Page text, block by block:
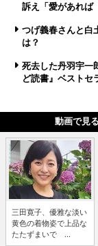
訴え「愛があれば
つげ義春さんと白
は？
死去した丹羽宇
ど読書』ベストセ
動画で見る
三田寛子、優雅な淡い
黄色の着物姿で上品な
たたずまいで ...